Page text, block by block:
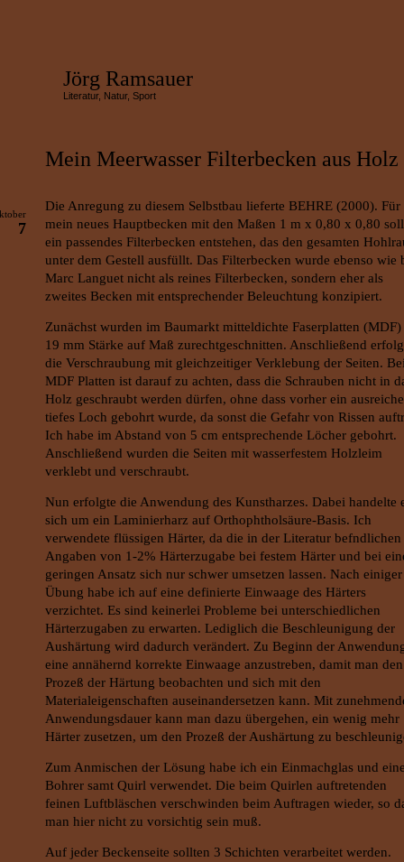
Jörg Ramsauer
Literatur, Natur, Sport
Mein Meerwasser Filterbecken aus Holz
7
Die Anregung zu diesem Selbstbau lieferte BEHRE (2000). Für
mein neues Hauptbecken mit den Maßen 1 m x 0,80 x 0,80
ein passendes Filterbecken entstehen, das den gesamten
unter dem Gestell ausfüllt. Das Filterbecken wurde ebenso wie
Marc Languet nicht als reines Filterbecken, sondern eher als
zweites Becken mit entsprechender Beleuchtung konzipiert.
Zunächst wurden im Baumarkt mitteldichte Faserplatten
19 mm Stärke auf Maß zurechtgeschnitten. Anschließend
die Verschraubung mit gleichzeitiger Verklebung der Seiten.
MDF Platten ist darauf zu achten, dass die Schrauben nicht in
Holz geschraubt werden dürfen, ohne dass vorher ein
tiefes Loch gebohrt wurde, da sonst die Gefahr von Rissen
Ich habe im Abstand von 5 cm entsprechende Löcher gebohrt.
Anschließend wurden die Seiten mit wasserfestem Holzleim
verklebt und verschraubt.
Nun erfolgte die Anwendung des Kunstharzes. Dabei handelte
sich um ein Laminierharz auf Orthophtholsäure-Basis. Ich
verwendete flüssigen Härter, da die in der Literatur befndlichen
Angaben von 1-2% Härterzugabe bei festem Härter und bei
geringen Ansatz sich nur schwer umsetzen lassen. Nach einiger
Übung habe ich auf eine definierte Einwaage des Härters
verzichtet. Es sind keinerlei Probleme bei unterschiedlichen
Härterzugaben zu erwarten. Lediglich die Beschleunigung der
Aushärtung wird dadurch verändert. Zu Beginn der
eine annähernd korrekte Einwaage anzustreben, damit man den
Prozeß der Härtung beobachten und sich mit den
Materialeigenschaften auseinandersetzen kann. Mit
Anwendungsdauer kann man dazu übergehen, ein wenig mehr
Härter zusetzen, um den Prozeß der Aushärtung zu
Zum Anmischen der Lösung habe ich ein Einmachglas und
Bohrer samt Quirl verwendet. Die beim Quirlen auftretenden
feinen Luftbläschen verschwinden beim Auftragen wieder, so
man hier nicht zu vorsichtig sein muß.
Auf jeder Beckenseite sollten 3 Schichten verarbeitet werden.